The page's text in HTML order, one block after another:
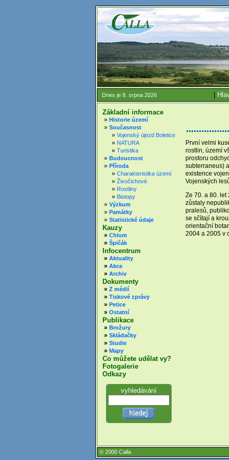
Dnes je 8. srpna 2026
Základní informace
» Historie území
» Současnost
» Vojenský újezd Boletice
» NATURA
» Turistika
» Budoucnost
» Příroda
» Charakteristika území
» Živočichové
» Rostliny
» Biotopy
» Výzkum
» Památky
» Statistické údaje
Kauzy
» Chlum
» Špičák
Infocentrum
» Aktuality
» Akce
» Archiv
Dokumenty
» Z médií
» Tiskové zprávy
» Petice
» Ostatní
Publikace
» Brožury
» Skládačky
» Studie
» Mapy
Co můžete udělat vy?
Fotogalerie
Odkazy
vyhledávání
První velmi
rostlin, území
prostoru
subterraneus)
existence
Vojenských
Ze 70. a 80.
zůstaly
pralesů,
se sčítají a
orientační
2004 a 2005 v
© 2000 Calla